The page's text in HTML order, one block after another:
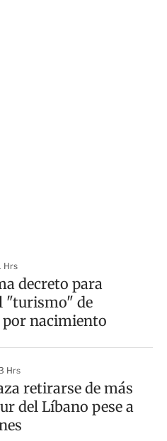
Hrs
decreto para
"turismo" de
nacimiento
Hrs
retirarse de más
del Líbano pese a